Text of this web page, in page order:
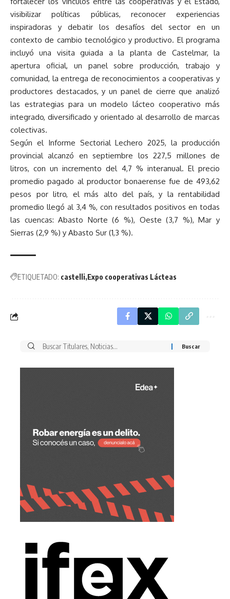
visibilizar políticas públicas, reconocer experiencias
inspiradoras y debatir los desafíos del sector en un
contexto de cambio tecnológico y productivo. El programa
incluyó una visita guiada a la planta de Castelmar, la
apertura oficial, un panel sobre producción, trabajo y
comunidad, la entrega de reconocimientos a cooperativas y
productores destacados, y un panel de cierre que analizó
las estrategias para un modelo lácteo cooperativo más
integrado, diversificado y orientado al desarrollo de marcas
colectivas.
Según el Informe Sectorial Lechero 2025, la producción
provincial alcanzó en septiembre los 227,5 millones de
litros, con un incremento del 4,7 % interanual. El precio
promedio pagado al productor bonaerense fue de 493,62
pesos por litro, el más alto del país, y la rentabilidad
promedio llegó al 3,4 %, con resultados positivos en todas
las cuencas: Abasto Norte (6 %), Oeste (3,7 %), Mar y
Sierras (2,9 %) y Abasto Sur (1,3 %).
ETIQUETADO: castelli Expo cooperativas Lácteas
Buscar